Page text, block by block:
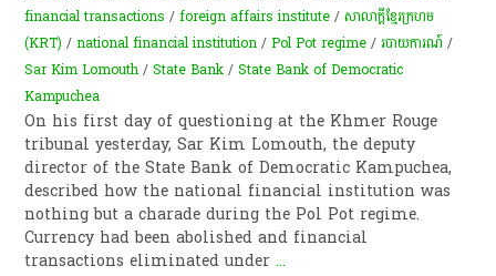
financial transactions /foreign affairs institute /សាលាក្តី​ខ្មែរក្រហម​
(KRT) /national financial institution /Pol Pot regime /របាយការណ៍​ /
Sar Kim Lomouth /State Bank /State Bank of Democratic
Kampuchea
On his first day of questioning at the Khmer Rouge
tribunal yesterday, Sar Kim Lomouth, the deputy
director of the State Bank of Democratic Kampuchea,
described how the national financial institution was
nothing but a charade during the Pol Pot regime.
Currency had been abolished and financial
transactions eliminated under...